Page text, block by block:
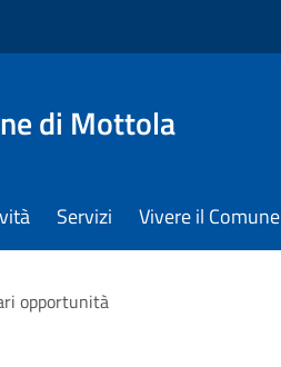
di Mottola
Servizi Vivere il Comune
opportunità